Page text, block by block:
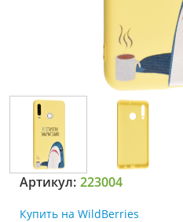
Артикул: 223004
Купить на WildBerries